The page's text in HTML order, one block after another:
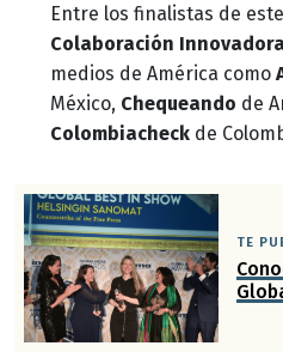
Entre los finalistas de
Colaboración Innovadora
medios de América como
México, Chequeando de
Colombiacheck de
TE